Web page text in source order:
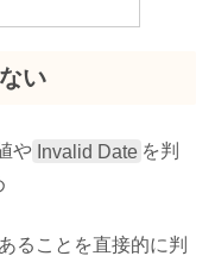
い
や Invalid Date を判
ることを直接的に判